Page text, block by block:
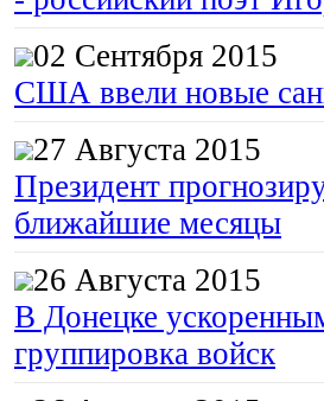
02 Сентября 2015
США ввели новые
27 Августа 2015
Президент
ближайшие месяцы
26 Августа 2015
В Донецке
группировка войск